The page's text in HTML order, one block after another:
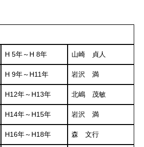
H 5年～H 8年 山崎 貞人
H 9年～H11年 岩沢 満
H12年～H13年 北嶋 茂敏
H14年～H15年 岩沢 満
H16年～H18年 森 文行